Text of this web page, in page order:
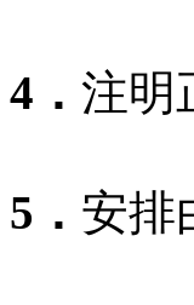
4． 注明
5． 安排